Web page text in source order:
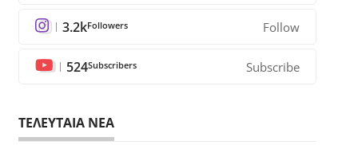
3.2kFollowers Follow
524Subscribers Subscribe
ΤΕΛΕΥΤΑΙΑ ΝΕΑ